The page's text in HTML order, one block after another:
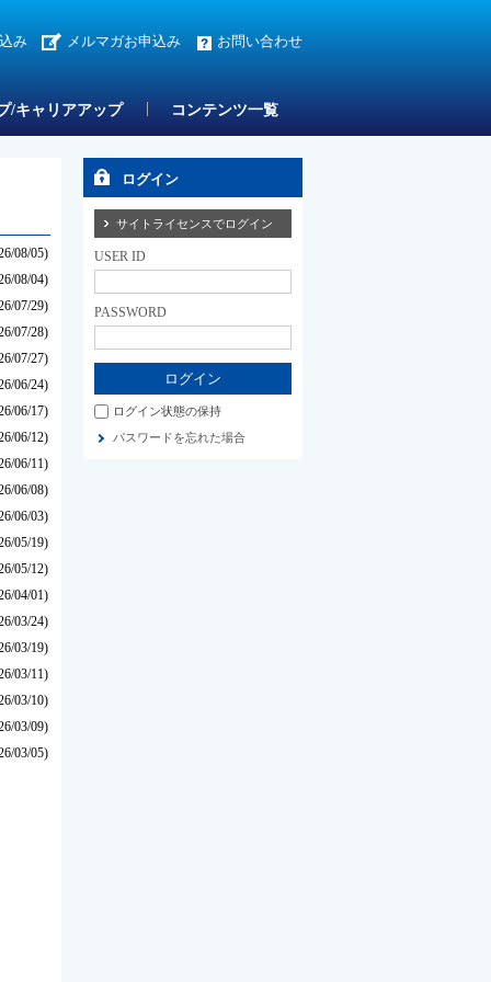
み メルマガお申込み お問い合わせ
/キャリアアップ コンテンツ一覧
08/05)
08/04)
07/29)
07/28)
07/27)
06/24)
06/17)
06/12)
06/11)
06/08)
06/03)
05/19)
05/12)
04/01)
03/24)
03/19)
03/11)
03/10)
03/09)
03/05)
ログイン
サイトライセンスでログイン
USER ID
PASSWORD
ログイン状態の保持
パスワードを忘れた場合